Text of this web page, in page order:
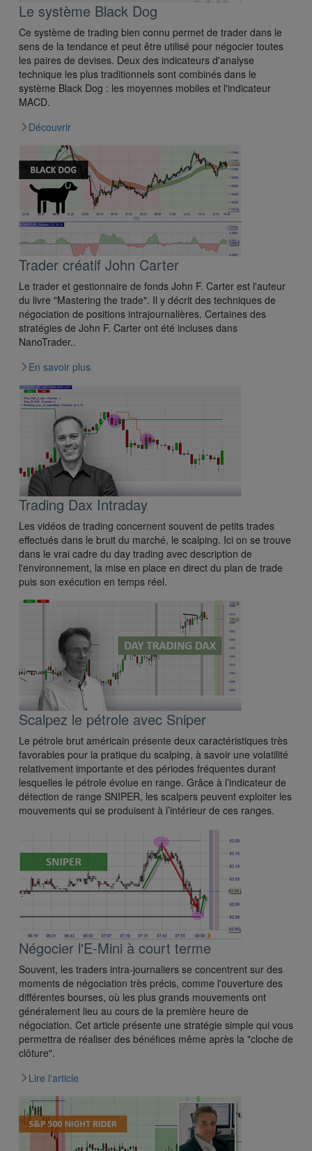
Le système Black Dog
Ce système de trading bien connu permet de trader dans le
sens de la tendance et peut être utilisé pour négocier toutes
les paires de devises. Deux des indicateurs d'analyse
technique les plus traditionnels sont combinés dans le
système Black Dog : les moyennes mobiles et l'indicateur
MACD.
Découvrir
Trader créatif John Carter
Le trader et gestionnaire de fonds John F. Carter est l'auteur
du livre "Mastering the trade". Il y décrit des techniques de
négociation de positions intrajournalières. Certaines des
stratégies de John F. Carter ont été incluses dans
NanoTrader..
En savoir plus
Trading Dax Intraday
Les vidéos de trading concernent souvent de petits trades
effectués dans le bruit du marché, le scalping. Ici on se trouve
dans le vrai cadre du day trading avec description de
l'environnement, la mise en place en direct du plan de trade
puis son exécution en temps réel.
Scalpez le pétrole avec Sniper
Le pétrole brut américain présente deux caractéristiques très
favorables pour la pratique du scalping, à savoir une volatilité
relativement importante et des périodes fréquentes durant
lesquelles le pétrole évolue en range. Grâce à l’indicateur de
détection de range SNIPER, les scalpers peuvent exploiter les
mouvements qui se produisent à l’intérieur de ces ranges.
Négocier l'E-Mini à court terme
Souvent, les traders intra-journaliers se concentrent sur des
moments de négociation très précis, comme l'ouverture des
différentes bourses, où les plus grands mouvements ont
généralement lieu au cours de la première heure de
négociation. Cet article présente une stratégie simple qui vous
permettra de réaliser des bénéfices même après la "cloche de
clôture".
Lire l'article